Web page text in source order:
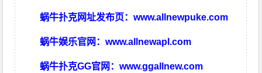
蜗牛扑克网址发布页：www.allnewpuke.com
蜗牛娱乐官网：www.allnewapl.com
蜗牛扑克GG官网：www.ggallnew.com